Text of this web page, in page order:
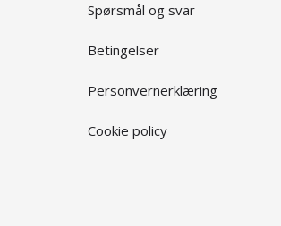
Spørsmål og svar
Betingelser
Personvernerklæring
Cookie policy